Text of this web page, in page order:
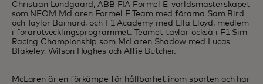
Christian Lundgaard, ABB FIA Formel E-världsmästerskapet
som NEOM McLaren Formel E Team med förarna Sam Bird
och Taylor Barnard, och F1 Academy med Ella Lloyd, medlem
i förarutvecklingsprogrammet. Teamet tävlar också i F1 Sim
Racing Championship som McLaren Shadow med Lucas
Blakeley, Wilson Hughes och Alfie Butcher.
McLaren är en förkämpe för hållbarhet inom sporten och har